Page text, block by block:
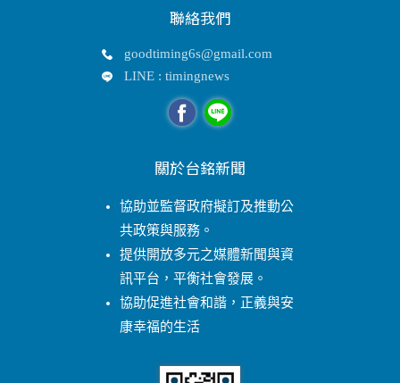
聯絡我們
goodtiming6s@gmail.com
LINE : timingnews
關於台銘新聞
協助並監督政府擬訂及推動公
共政策與服務。
提供開放多元之媒體新聞與資
訊平台，平衡社會發展。
協助促進社會和諧，正義與安
康幸福的生活